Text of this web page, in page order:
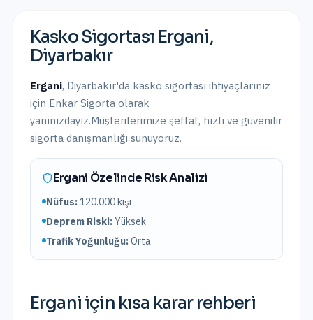
Kasko Sigortası Ergani,
Diyarbakır
Ergani, Diyarbakır'da kasko sigortası ihtiyaçlarınız
için Enkar Sigorta olarak
yanınızdayız.Müşterilerimize şeffaf, hızlı ve güvenilir
sigorta danışmanlığı sunuyoruz.
Ergani Özelinde Risk Analizi
Nüfus:120.000kişi
Deprem Riski:Yüksek
Trafik Yoğunluğu:Orta
Ergani için kısa karar rehberi